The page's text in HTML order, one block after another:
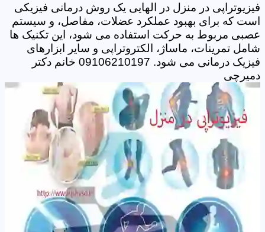
فیزیوتراپی در منزل در الهایی یک روش درمانی فیزیکی
است که برای بهبود عملکرد عضلات، مفاصل، و سیستم
عصبی مربوط به حرکت استفاده می شود، این تکنیک ها
شامل تمرینات، ماساژ، الکتروتراپی و سایر ابزارهای
فیزیک درمانی می شود. 09106210197 خانم دکتر
دمیرچی